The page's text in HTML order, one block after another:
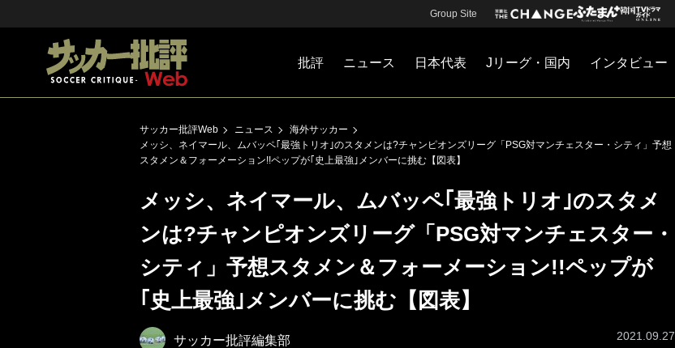
Group Site
批評 ニュース 日本代表 Jリーグ・国内 インタビュー
サッカー批評Web ニュース
海外サッカー
メッシ、ネイマール、ムバッペ｢最強トリオ｣のスタメンは?チャンピオンズリーグ「PSG対マンチェスター・シティ」予想
スタメン＆フォーメーション!!ペップが｢史上最強｣メンバーに挑む【図表】
メッシ、ネイマール、ムバッペ｢最強トリオ｣のスタメ
ンは?チャンピオンズリーグ「PSG対マンチェスター・
シティ」予想スタメン＆フォーメーション!!ペップが
｢史上最強｣メンバーに挑む【図表】
サッカー批評編集部 2021.09.27